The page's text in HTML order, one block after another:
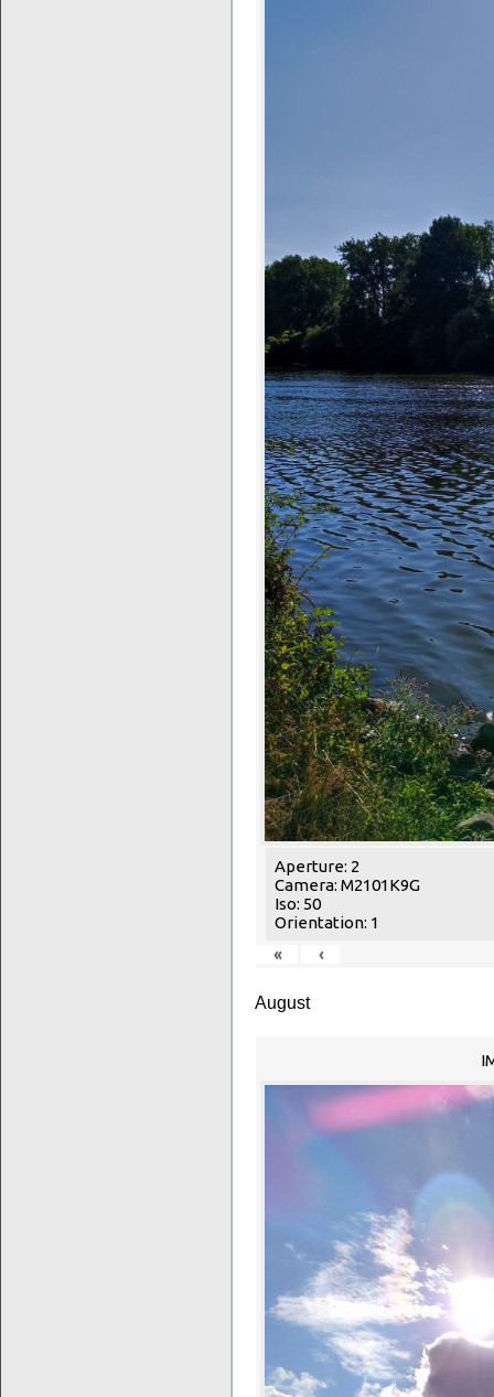
Aperture: 2
Camera: M2101K9G
Iso: 50
Orientation: 1
«
‹
August